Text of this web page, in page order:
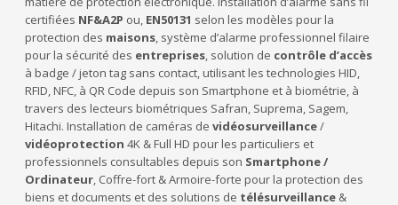
certifiées NF&A2P ou, EN50131 selon les modèles pour la
protection des maisons, système d’alarme professionnel filaire
pour la sécurité des entreprises, solution de contrôle d’accès
à badge / jeton tag sans contact, utilisant les technologies HID,
RFID, NFC, à QR Code depuis son Smartphone et à biométrie, à
travers des lecteurs biométriques Safran, Suprema, Sagem,
Hitachi. Installation de caméras de vidéosurveillance/
vidéoprotection 4K & Full HD pour les particuliers et
professionnels consultables depuis son Smartphone /
Ordinateur, Coffre-fort & Armoire-forte pour la protection des
biens et documents et des solutions de télésurveillance&